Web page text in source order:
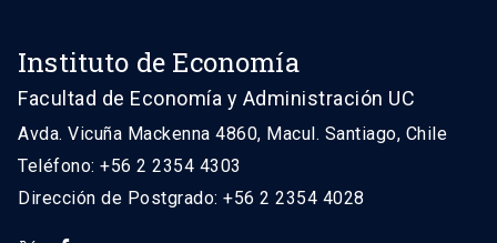
Instituto de Economía
Facultad de Economía y Administración UC
Avda. Vicuña Mackenna 4860, Macul. Santiago, Chile
Teléfono: +56 2 2354 4303
Dirección de Postgrado: +56 2 2354 4028